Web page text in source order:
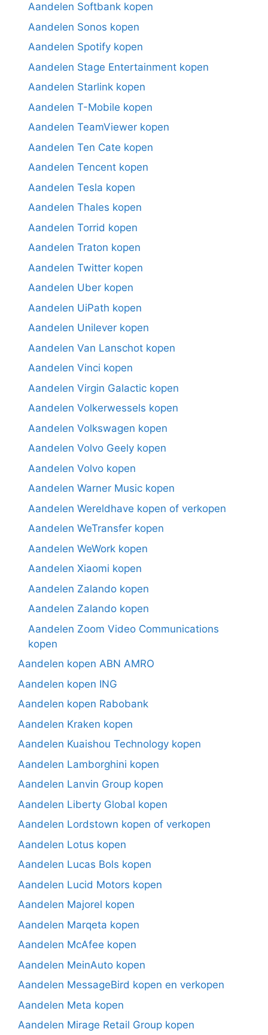
Aandelen Softbank kopen
Aandelen Sonos kopen
Aandelen Spotify kopen
Aandelen Stage Entertainment kopen
Aandelen Starlink kopen
Aandelen T-Mobile kopen
Aandelen TeamViewer kopen
Aandelen Ten Cate kopen
Aandelen Tencent kopen
Aandelen Tesla kopen
Aandelen Thales kopen
Aandelen Torrid kopen
Aandelen Traton kopen
Aandelen Twitter kopen
Aandelen Uber kopen
Aandelen UiPath kopen
Aandelen Unilever kopen
Aandelen Van Lanschot kopen
Aandelen Vinci kopen
Aandelen Virgin Galactic kopen
Aandelen Volkerwessels kopen
Aandelen Volkswagen kopen
Aandelen Volvo Geely kopen
Aandelen Volvo kopen
Aandelen Warner Music kopen
Aandelen Wereldhave kopen of verkopen
Aandelen WeTransfer kopen
Aandelen WeWork kopen
Aandelen Xiaomi kopen
Aandelen Zalando kopen
Aandelen Zalando kopen
Aandelen Zoom Video Communications
kopen
Aandelen kopen ABN AMRO
Aandelen kopen ING
Aandelen kopen Rabobank
Aandelen Kraken kopen
Aandelen Kuaishou Technology kopen
Aandelen Lamborghini kopen
Aandelen Lanvin Group kopen
Aandelen Liberty Global kopen
Aandelen Lordstown kopen of verkopen
Aandelen Lotus kopen
Aandelen Lucas Bols kopen
Aandelen Lucid Motors kopen
Aandelen Majorel kopen
Aandelen Marqeta kopen
Aandelen McAfee kopen
Aandelen MeinAuto kopen
Aandelen MessageBird kopen en verkopen
Aandelen Meta kopen
Aandelen Mirage Retail Group kopen